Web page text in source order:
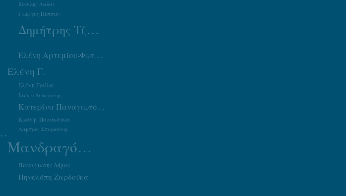
Βασίλης Λαδάς
Γιώργος Πέππας
Δημήτρης Τζουμάκας
Ελένη Αρτεμίου-Φωτιάδου
Ελένη Γ.
Ελένη Γούλα
Ιάσων Δεπούντης
Κατερίνα Παναγιωτοπούλου
Κωστής Παπακόγκος
Λάμπρος Σπυριούνης
Μανδραγόρας
Παναγιώτης Δήμου
Πηνελόπη Ζαρδούκα